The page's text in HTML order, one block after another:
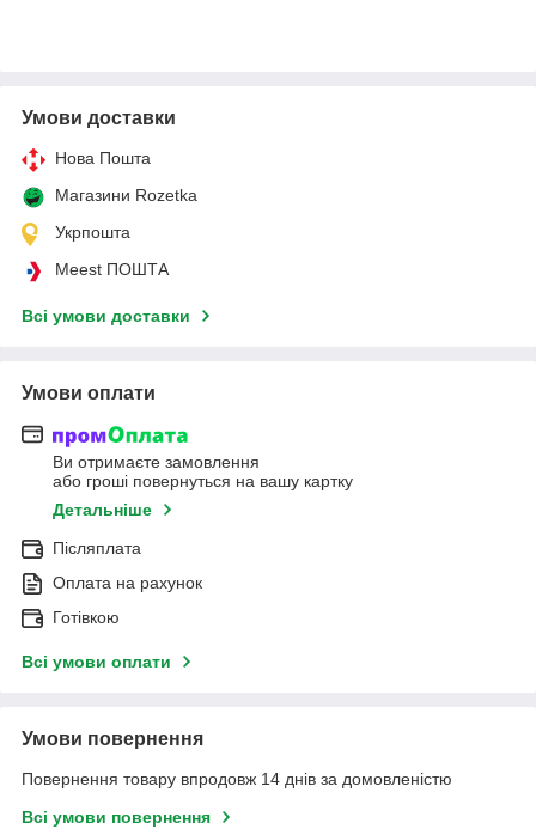
Умови доставки
Нова Пошта
Магазини Rozetka
Укрпошта
Meest ПОШТА
Всі умови доставки
Умови оплати
Ви отримаєте замовлення
або гроші повернуться на вашу картку
Детальніше
Післяплата
Оплата на рахунок
Готівкою
Всі умови оплати
Умови повернення
Повернення товару впродовж 14 днів за домовленістю
Всі умови повернення